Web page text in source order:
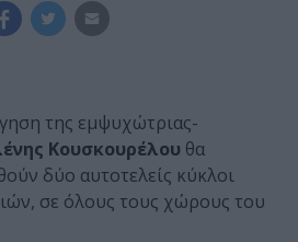
της εμψυχώτριας-
Κουσκουρέλου θα
δύο αυτοτελείς κύκλοι
σε όλους τους χώρους του